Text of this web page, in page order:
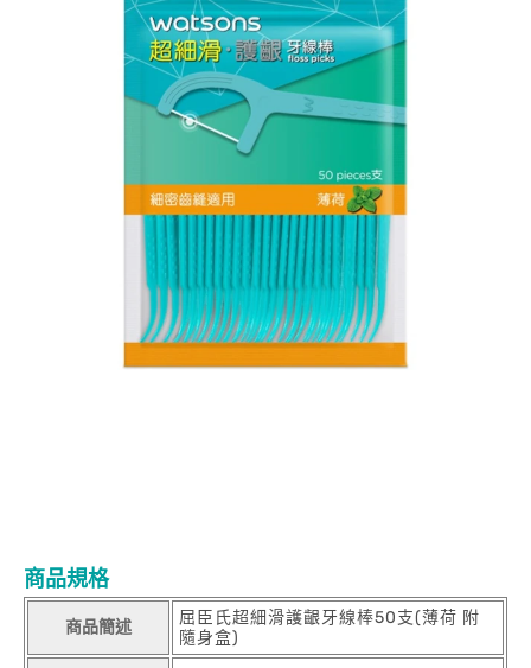
商品規格
商品簡述
屈臣氏超細滑護齦牙線棒50支(薄荷 附
隨身盒)